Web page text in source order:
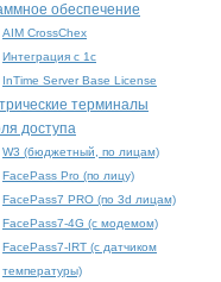
обеспечение
AIM CrossChex
Интеграция с 1с
InTime Server Base License
терминалы
доступа
W3 (бюджетный, по лицам)
FacePass Pro (по лицу)
FacePass7 PRO (по 3d лицам)
FacePass7-4G (с модемом)
FacePass7-IRT (с датчиком
температуры)